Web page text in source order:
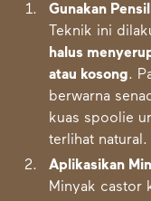
Gunakan
Teknik ini
halus
atau kosong.
berwarna
kuas spoolie
terlihat natural.
Aplikasikan
Minyak castor